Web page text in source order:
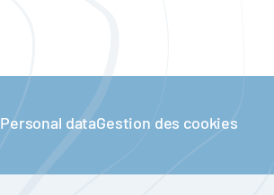
Personal dataGestion des cookies